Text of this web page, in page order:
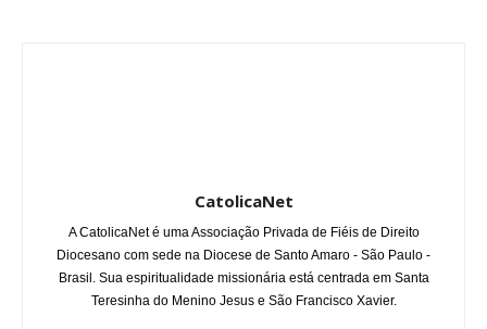
CatolicaNet
A CatolicaNet é uma Associação Privada de Fiéis de Direito
Diocesano com sede na Diocese de Santo Amaro - São Paulo -
Brasil. Sua espiritualidade missionária está centrada em Santa
Teresinha do Menino Jesus e São Francisco Xavier.